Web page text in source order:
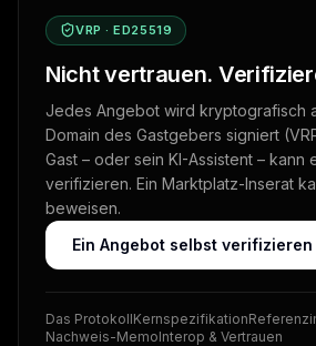
VRP · ED25519
Nicht vertrauen.
Jedes Angebot wird kryptografisch
Domain des Gastgebers signiert
Gast – oder sein KI-Assistent – kann
verifizieren. Ein Marktplatz-Inserat
beweisen.
Ein Angebot selbst verifizieren
Das ProtokollKernspezifikation
Nachweis-MemoInterop & Vertrauen